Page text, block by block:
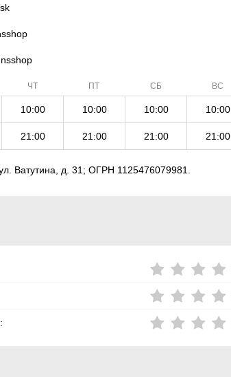
ЧТ ПТ СБ ВС
10:00 10:00 10:00 10:00
21:00 21:00 21:00 21:00
Ватутина, д. 31; ОГРН 1125476079981.